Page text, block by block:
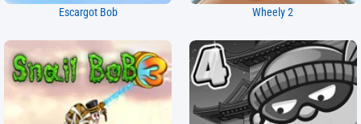
Escargot Bob Wheely 2